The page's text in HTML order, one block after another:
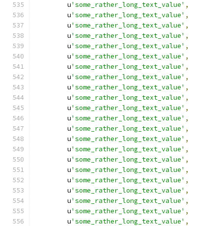
        u
'some_rather_long_text_value' ,
        u
'some_rather_long_text_value' ,
        u
'some_rather_long_text_value' ,
        u
'some_rather_long_text_value' ,
        u
'some_rather_long_text_value' ,
        u
'some_rather_long_text_value' ,
        u
'some_rather_long_text_value' ,
        u
'some_rather_long_text_value' ,
        u
'some_rather_long_text_value' ,
        u
'some_rather_long_text_value' ,
        u
'some_rather_long_text_value' ,
        u
'some_rather_long_text_value' ,
        u
'some_rather_long_text_value' ,
        u
'some_rather_long_text_value' ,
        u
'some_rather_long_text_value' ,
        u
'some_rather_long_text_value' ,
        u
'some_rather_long_text_value' ,
        u
'some_rather_long_text_value' ,
        u
'some_rather_long_text_value' ,
        u
'some_rather_long_text_value' ,
        u
'some_rather_long_text_value' ,
        u
'some_rather_long_text_value' ,